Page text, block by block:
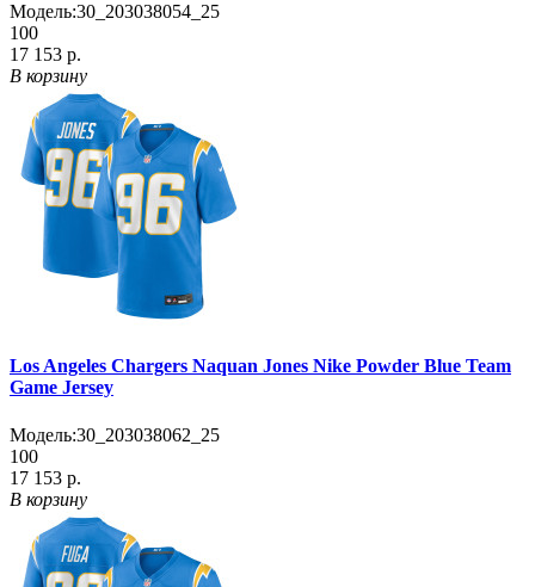
Модель:30_203038054_25
100
17 153 р.
В корзину
Los Angeles Chargers Naquan Jones Nike Powder Blue Team
Game Jersey
Модель:30_203038062_25
100
17 153 р.
В корзину